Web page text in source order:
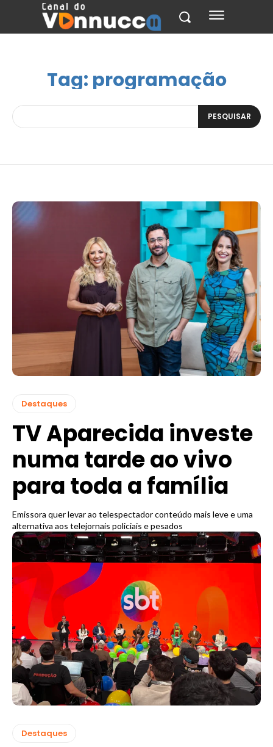
Tag: programação
PESQUISAR
Destaques
TV Aparecida investe
numa tarde ao vivo
para toda a família
Emissora quer levar ao telespectador conteúdo mais leve e uma
alternativa aos telejornais policiais e pesados
Destaques